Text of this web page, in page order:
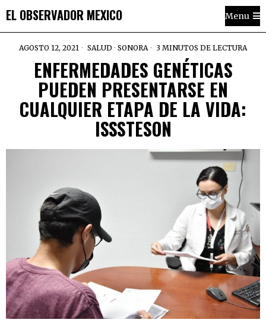
EL OBSERVADOR MEXICO Menu
AGOSTO 12, 2021 SALUD · SONORA 3 MINUTOS DE LECTURA
ENFERMEDADES GENÉTICAS
PUEDEN PRESENTARSE EN
CUALQUIER ETAPA DE LA VIDA:
ISSSTESON